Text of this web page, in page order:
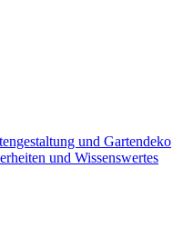
und Gartendeko
und Wissenswertes